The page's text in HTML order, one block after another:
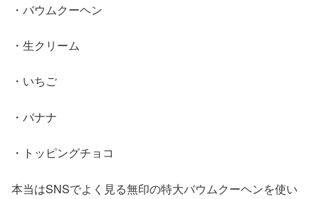
・バウムクーヘン
・生クリーム
・いちご
・バナナ
・トッピングチョコ
本当はSNSでよく見る無印の特大バウムクーヘンを使い